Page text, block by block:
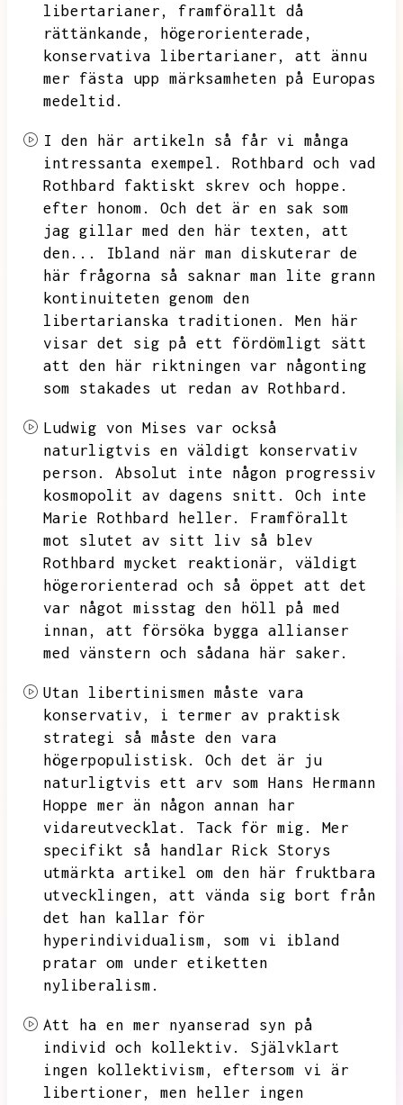
libertarianer,
framförallt då
rättänkande,
högerorienterade,
konservativa libertarianer,
att ännu
mer fästa upp märksamheten på Europas
medeltid.
I den här artikeln så får vi många
intressanta exempel.
Rothbard och vad
Rothbard faktiskt skrev och hoppe.
efter honom.
Och det är en sak som
jag gillar med den här texten,
att
den...
Ibland när man diskuterar de
här frågorna så saknar man lite grann
kontinuiteten genom den
libertarianska traditionen.
Men här
visar det sig på ett fördömligt sätt
att den här riktningen var någonting
som stakades ut redan av Rothbard.
Ludwig von Mises var också
naturligtvis en väldigt konservativ
person.
Absolut inte någon progressiv
kosmopolit av dagens snitt.
Och inte
Marie Rothbard heller.
Framförallt
mot slutet av sitt liv så blev
Rothbard mycket reaktionär,
väldigt
högerorienterad och så öppet att det
var något misstag den höll på med
innan,
att försöka bygga allianser
med vänstern och sådana här saker.
Utan libertinismen måste vara
konservativ,
i termer av praktisk
strategi så måste den vara
högerpopulistisk.
Och det är ju
naturligtvis ett arv som Hans Hermann
Hoppe mer än någon annan har
vidareutvecklat.
Tack för mig.
Mer
specifikt så handlar Rick Storys
utmärkta artikel om den här fruktbara
utvecklingen,
att vända sig bort från
det han kallar för
hyperindividualism,
som vi ibland
pratar om under etiketten
nyliberalism.
Att ha en mer nyanserad syn på
individ och kollektiv.
Självklart
ingen kollektivism,
eftersom vi är
libertioner,
men heller ingen